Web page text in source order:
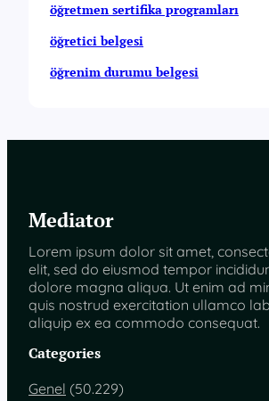
öğretmen sertifika programları
öğretici belgesi
öğrenim durumu belgesi
Mediator
Lorem ipsum dolor sit amet,
elit, sed do eiusmod tempor
dolore magna aliqua. Ut enim ad
quis nostrud exercitation ullamco
aliquip ex ea commodo consequat.
Categories
Genel (50.229)